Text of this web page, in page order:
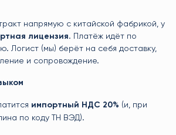
напрямую с китайской фабрикой, у
лицензия. Платёж идёт по
Логист (мы) берёт на себя доставку,
и сопровождение.
импортный НДС 20% (и, при
по коду ТН ВЭД).